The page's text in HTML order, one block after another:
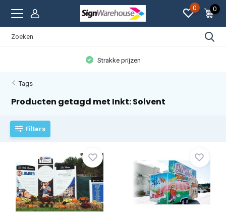
0 0
Strakke prijzen
Tags
Producten getagd met Inkt: Solvent
Filters